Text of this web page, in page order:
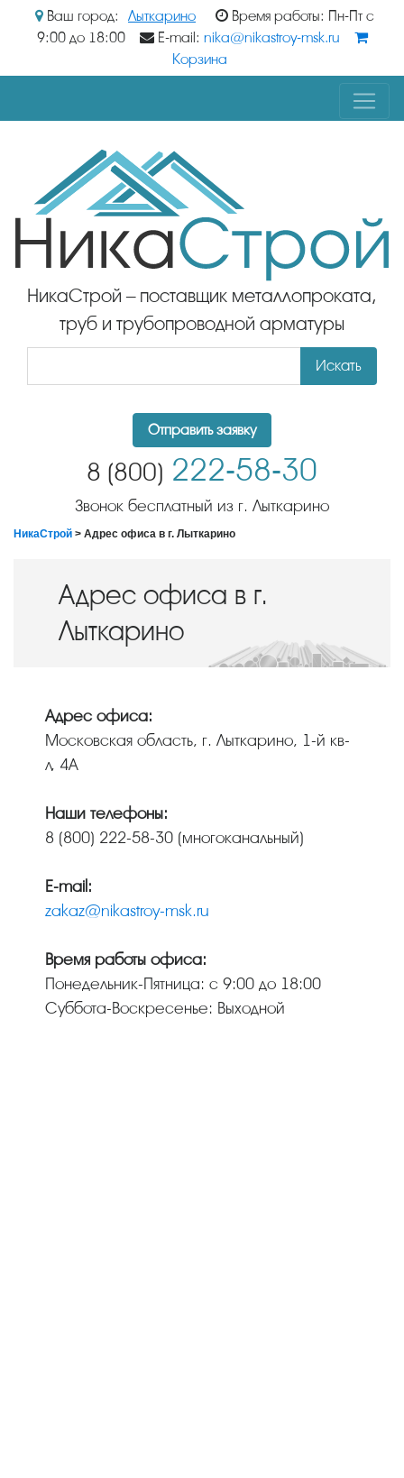
Ваш город: Лыткарино
Время работы: Пн-Пт с
9:00 до 18:00
E-mail: nika@nikastroy-msk.ru
Корзина
НикаСтрой – поставщик металлопроката,
труб и трубопроводной арматуры
Искать
Отправить заявку
8 (800) 222-58-30
Звонок бесплатный из г. Лыткарино
НикаСтрой > Адрес офиса в г. Лыткарино
Адрес офиса в г.
Лыткарино
Адрес офиса:
Московская область, г. Лыткарино, 1-й кв-
л, 4А
Наши телефоны:
8 (800) 222-58-30 (многоканальный)
E-mail:
zakaz@nikastroy-msk.ru
Время работы офиса:
Понедельник-Пятница: с 9:00 до 18:00
Суббота-Воскресенье: Выходной